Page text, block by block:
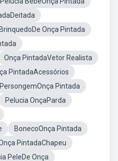
BrinquedoDe Onça Pintada
Onça PintadaVetor Realista
PintadaAcessórios
PersongemOnça Pintada
Pelucia OnçaParda
BonecoOnça Pintada
PintadaChapeu
PeleDe Onça